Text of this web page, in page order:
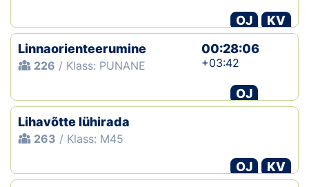
OJ
KV
Linnaorienteerumine
226 / Klass: PUNANE
00:28:06
+03:42
OJ
Lihavõtte lühirada
263 / Klass: M45
OJ
KV